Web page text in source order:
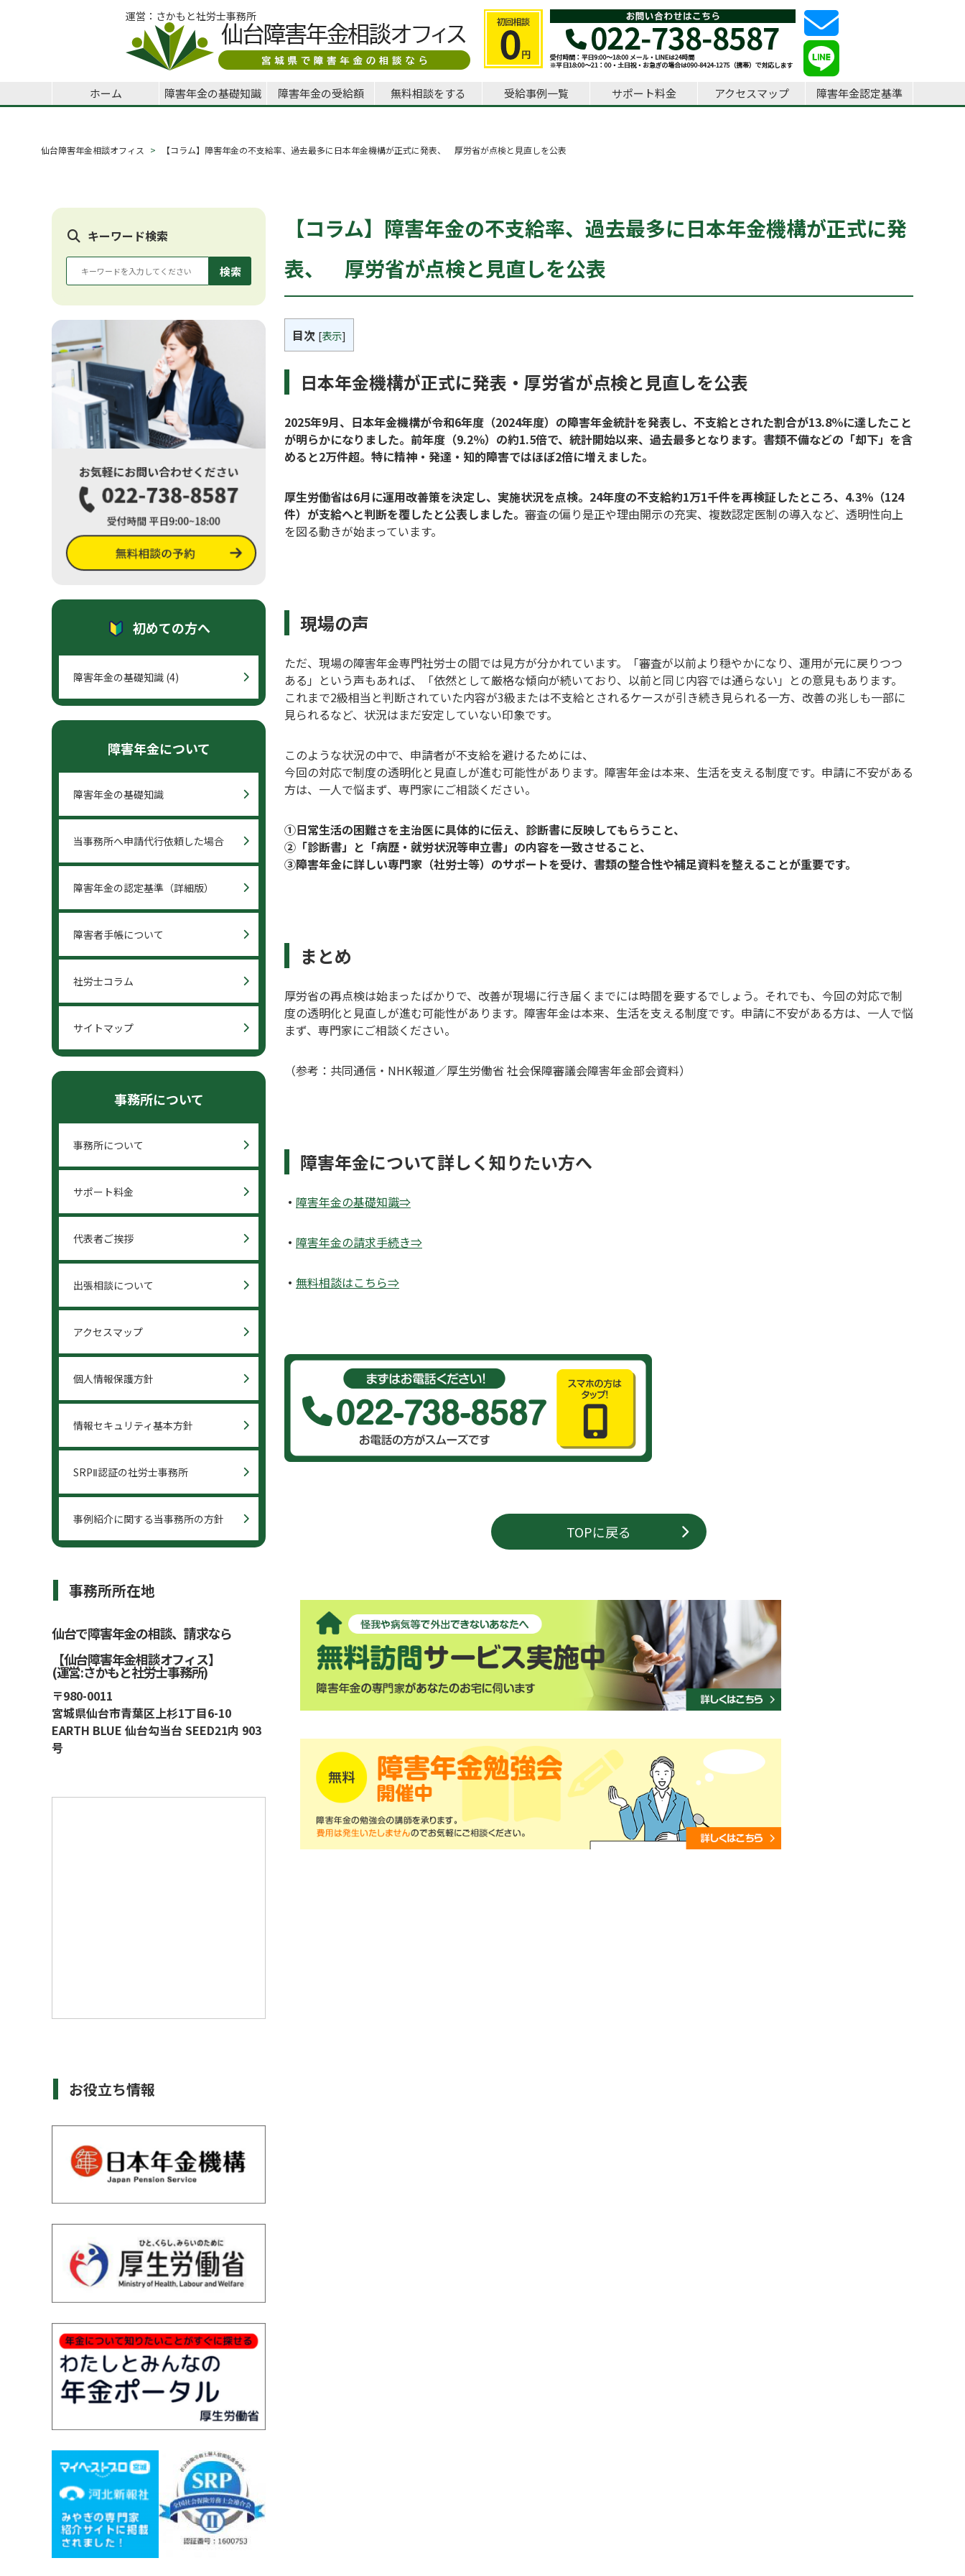
運営：さかもと社労士事務所
ホーム 障害年金の基礎知識 障害年金の受給額 無料相談をする 受給事例一覧 サポート料金 アクセスマップ 障害年金認定基準
仙台障害年金相談オフィス 【コラム】障害年金の不支給率、過去最多に日本年金機構が正式に発表、 厚労省が点検と見直しを公表
【コラム】障害年金の不支給率、過去最多に日本年金機構が正式に発
表、 厚労省が点検と見直しを公表
目次 [表示]
日本年金機構が正式に発表・厚労省が点検と見直しを公表
2025年9月、日本年金機構が令和6年度（2024年度）の障害年金統計を発表し、不支給とされた割合が13.8％に達したこと
が明らかになりました。前年度（9.2％）の約1.5倍で、統計開始以来、過去最多となります。書類不備などの「却下」を含
めると2万件超。特に精神・発達・知的障害ではほぼ2倍に増えました。
厚生労働省は6月に運用改善策を決定し、実施状況を点検。24年度の不支給約1万1千件を再検証したところ、4.3％（124
件）が支給へと判断を覆したと公表しました。 審査の偏り是正や理由開示の充実、複数認定医制の導入など、透明性向上
を図る動きが始まっています。
現場の声
ただ、現場の障害年金専門社労士の間では見方が分かれています。「審査が以前より穏やかになり、運用が元に戻りつつ
ある」という声もあれば、「依然として厳格な傾向が続いており、以前と同じ内容では通らない」との意見もあります。
これまで2級相当と判断されていた内容が3級または不支給とされるケースが引き続き見られる一方、改善の兆しも一部に
見られるなど、状況はまだ安定していない印象です。
このような状況の中で、申請者が不支給を避けるためには、
今回の対応で制度の透明化と見直しが進む可能性があります。障害年金は本来、生活を支える制度です。申請に不安がある
方は、一人で悩まず、専門家にご相談ください。
①日常生活の困難さを主治医に具体的に伝え、診断書に反映してもらうこと、
②「診断書」と「病歴・就労状況等申立書」の内容を一致させること、
③障害年金に詳しい専門家（社労士等）のサポートを受け、書類の整合性や補足資料を整えることが重要です。
まとめ
厚労省の再点検は始まったばかりで、改善が現場に行き届くまでには時間を要するでしょう。それでも、今回の対応で制
度の透明化と見直しが進む可能性があります。障害年金は本来、生活を支える制度です。申請に不安がある方は、一人で悩
まず、専門家にご相談ください。
（参考：共同通信・NHK報道／厚生労働省 社会保障審議会障害年金部会資料）
障害年金について詳しく知りたい方へ
・ 障害年金の基礎知識⇒
・ 障害年金の請求手続き⇒
・ 無料相談はこちら⇒
TOPに戻る
キーワード検索
検索
初めての方へ
障害年金の基礎知識 (4)
障害年金について
障害年金の基礎知識
当事務所へ申請代行依頼した場合
障害年金の認定基準（詳細版）
障害者手帳について
社労士コラム
サイトマップ
事務所について
事務所について
サポート料金
代表者ご挨拶
出張相談について
アクセスマップ
個人情報保護方針
情報セキュリティ基本方針
SRPⅡ認証の社労士事務所
事例紹介に関する当事務所の方針
事務所所在地
仙台で障害年金の相談、請求なら
【仙台障害年金相談オフィス】
(運営:さかもと社労士事務所)
〒980-0011
宮城県仙台市青葉区上杉1丁目6-10
EARTH BLUE 仙台勾当台 SEED21内 903
号
お役立ち情報